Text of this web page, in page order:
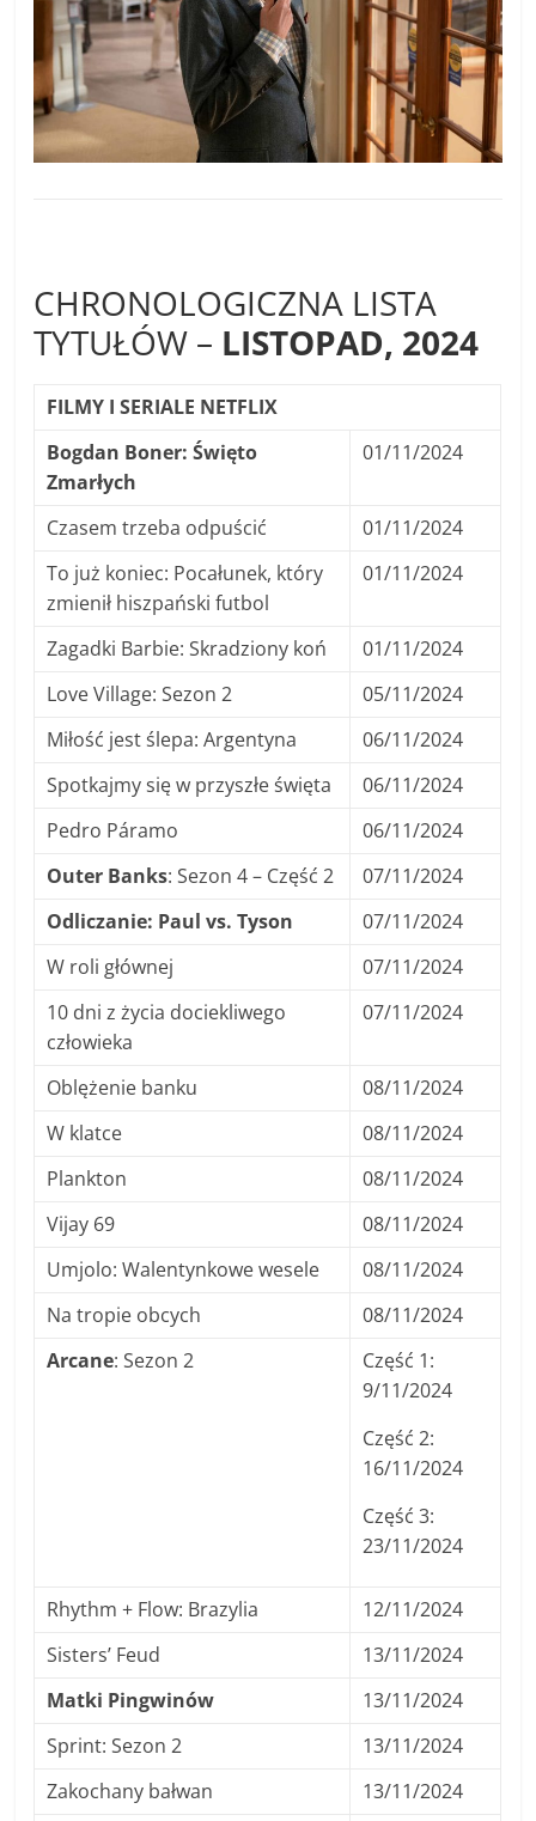
CHRONOLOGICZNA LISTA
TYTUŁÓW – LISTOPAD, 2024
FILMY I SERIALE NETFLIX
Bogdan Boner: Święto
Zmarłych
01/11/2024
Czasem trzeba odpuścić
01/11/2024
To już koniec: Pocałunek, który
zmienił hiszpański futbol
01/11/2024
Zagadki Barbie: Skradziony koń
01/11/2024
Love Village: Sezon 2
05/11/2024
Miłość jest ślepa: Argentyna
06/11/2024
Spotkajmy się w przyszłe święta
06/11/2024
Pedro Páramo
06/11/2024
Outer Banks: Sezon 4 – Część 2
07/11/2024
Odliczanie: Paul vs. Tyson
07/11/2024
W roli głównej
07/11/2024
10 dni z życia dociekliwego
człowieka
07/11/2024
Oblężenie banku
08/11/2024
W klatce
08/11/2024
Plankton
08/11/2024
Vijay 69
08/11/2024
Umjolo: Walentynkowe wesele
08/11/2024
Na tropie obcych
08/11/2024
Arcane: Sezon 2
Część 1:
9/11/2024
Część 2:
16/11/2024
Część 3:
23/11/2024
Rhythm + Flow: Brazylia
12/11/2024
Sisters’ Feud
13/11/2024
Matki Pingwinów
13/11/2024
Sprint: Sezon 2
13/11/2024
Zakochany bałwan
13/11/2024